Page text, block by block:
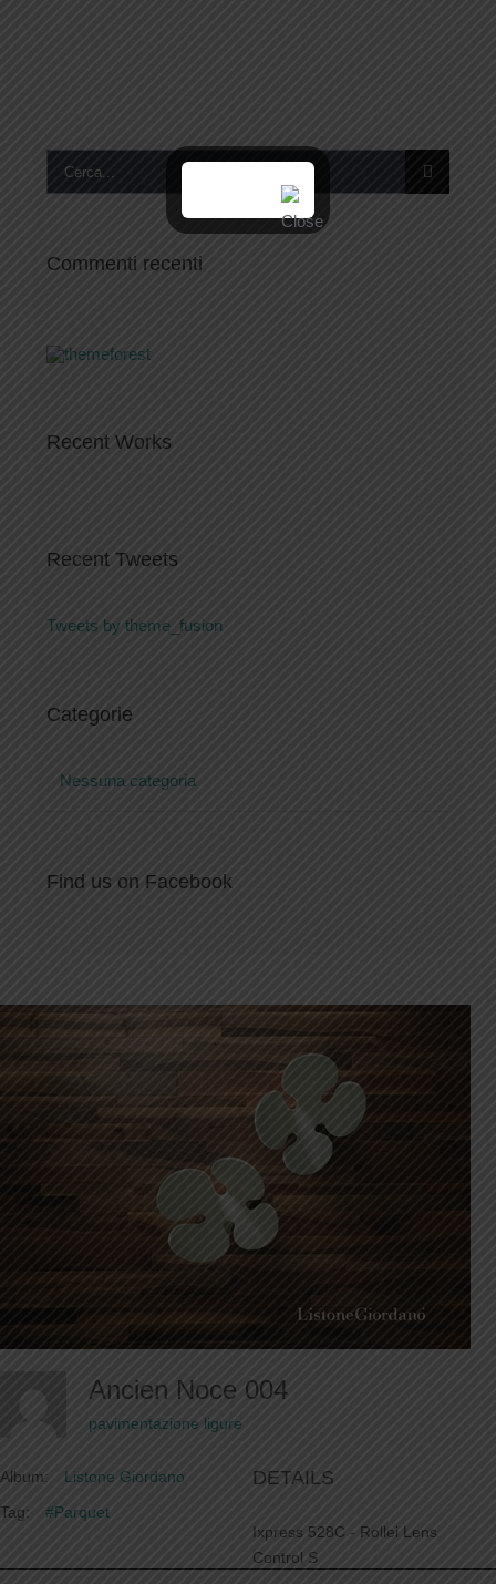
Cerca
Commenti recenti
Recent Works
Recent Tweets
Tweets by theme_fusion
Categorie
Nessuna categoria
Find us on Facebook
Ancien Noce 004
pavimentazione ligure
Album:
Listone Giordano
Tag:
#Parquet
DETAILS
Ixpress 528C - Rollei Lens
Control S